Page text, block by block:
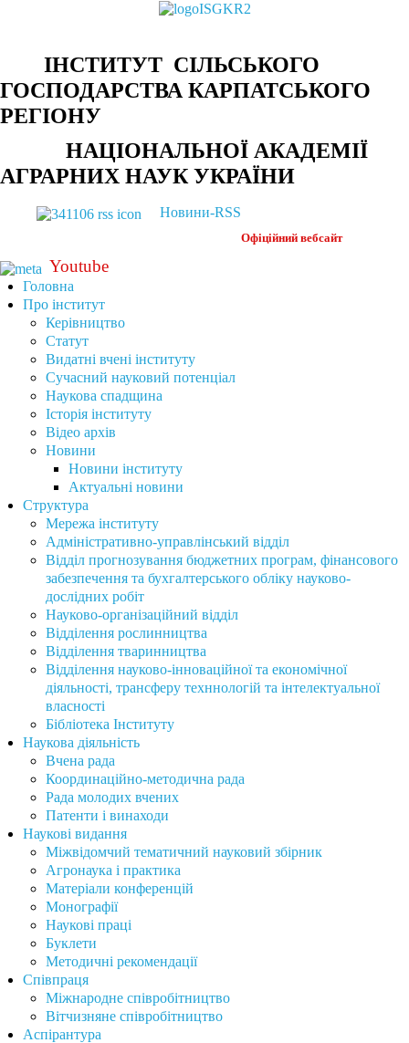
ІНСТИТУТ СІЛЬСЬКОГО
ГОСПОДАРСТВА КАРПАТСЬКОГО
РЕГІОНУ
НАЦІОНАЛЬНОЇ АКАДЕМІЇ
АГРАРНИХ НАУК УКРАЇНИ
Новини-RSS
Офіційний вебсайт
Youtube
Головна
Про інститут
Керівництво
Статут
Видатні вчені інституту
Сучасний науковий потенціал
Наукова спадщина
Історія інституту
Відео архів
Новини
Новини інституту
Актуальні новини
Структура
Мережа інституту
Адміністративно-управлінський відділ
Відділ прогнозування бюджетних програм, фінансового
забезпечення та бухгалтерського обліку науково-
дослідних робіт
Науково-організаційний відділ
Відділення рослинництва
Відділення тваринництва
Відділення науково-інноваційної та економічної
діяльності, трансферу техннологій та інтелектуальної
власності
Бібліотека Інституту
Наукова діяльність
Вчена рада
Координаційно-методична рада
Рада молодих вчених
Патенти і винаходи
Наукові видання
Міжвідомчий тематичний науковий збірник
Агронаука і практика
Матеріали конференцій
Монографії
Наукові праці
Буклети
Методичні рекомендації
Співпраця
Міжнародне співробітництво
Вітчизняне співробітництво
Аспірантура